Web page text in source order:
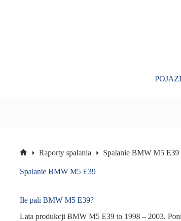
główna
Raporty spalania Spalanie BMW M5 E39
Spalanie BMW M5 E39
Ile pali BMW M5 E39?
Lata produkcji BMW M5 E39 to 1998 – 2003.